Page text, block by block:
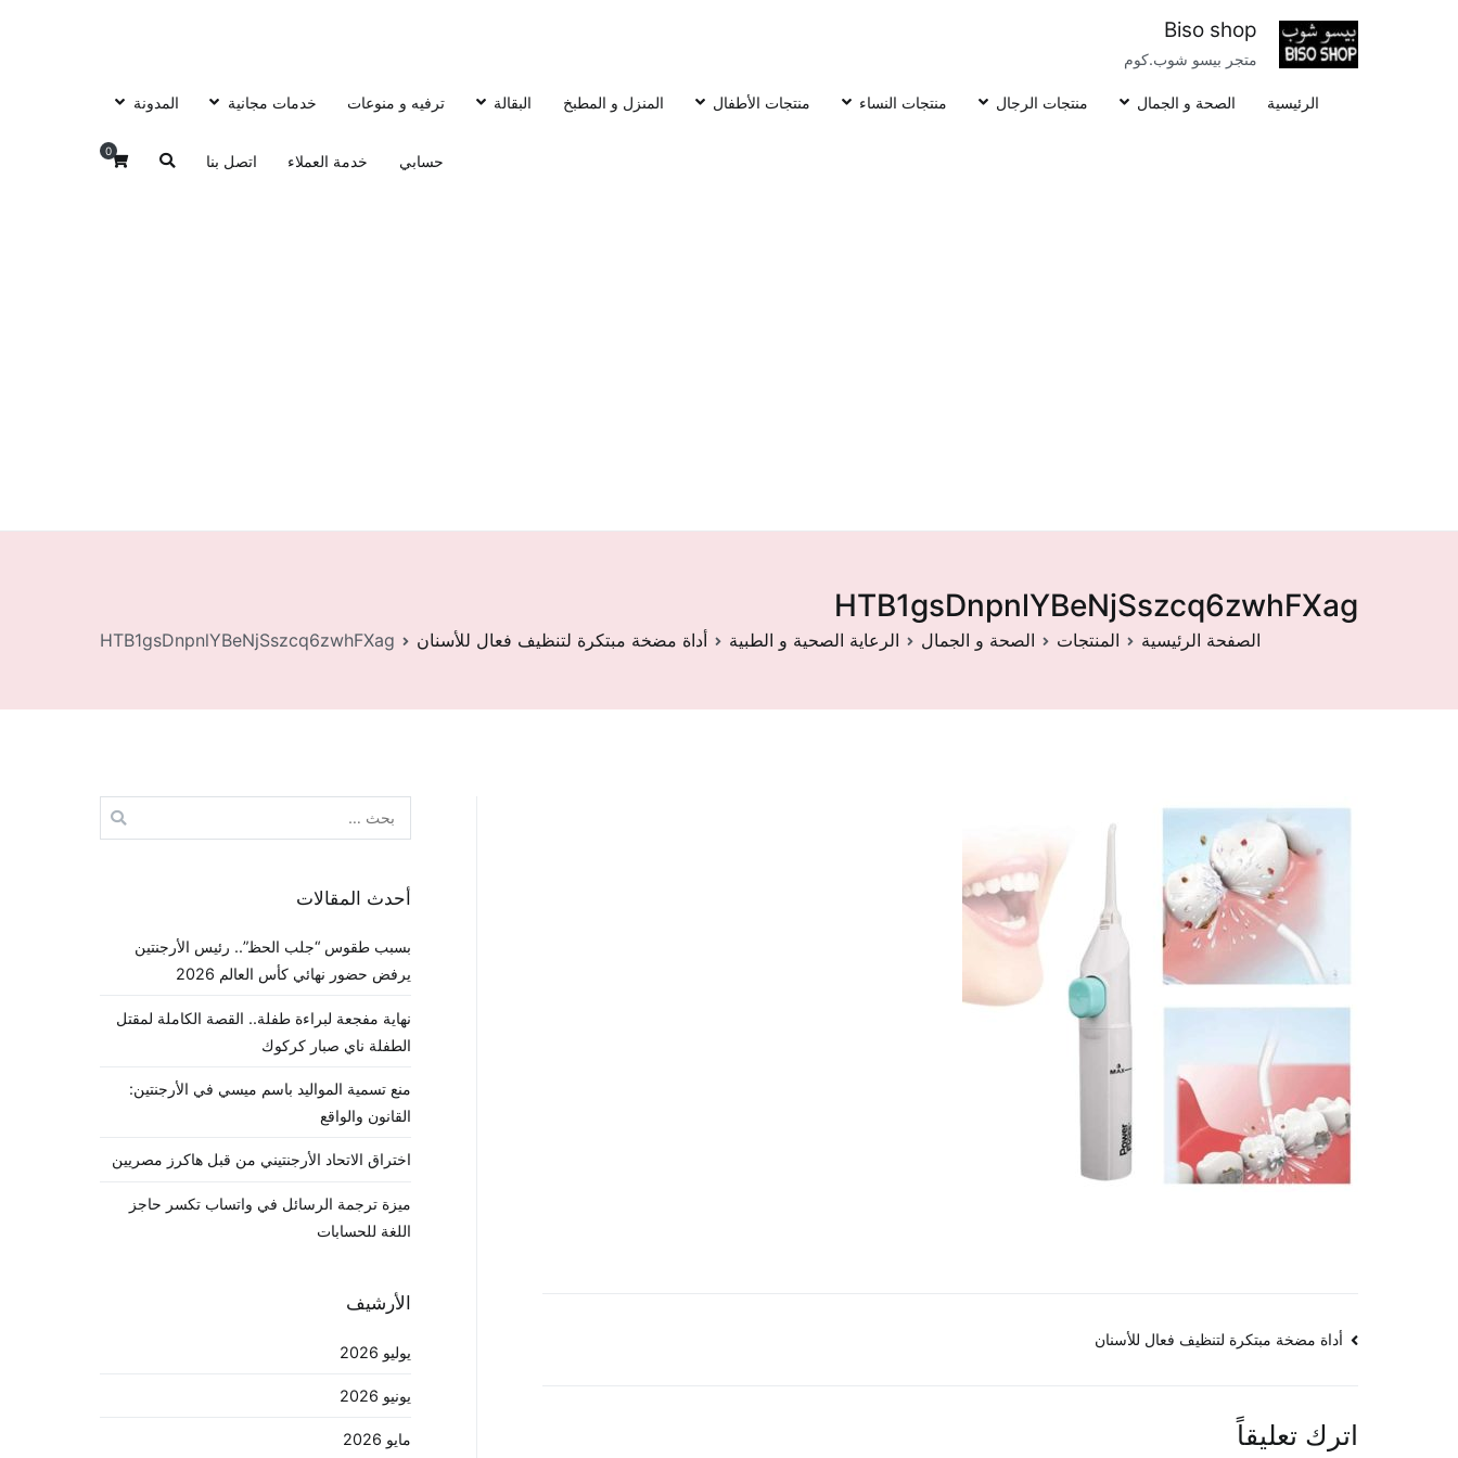
Biso shop
متجر بيسو شوب.كوم
الرئيسية الصحة و الجمال منتجات الرجال منتجات النساء منتجات الأطفال المنزل و المطبخ البقالة ترفيه و منوعات خدمات مجانية المدونة
حسابي خدمة العملاء اتصل بنا
0
HTB1gsDnpnlYBeNjSszcq6zwhFXag
الصفحة الرئيسية المنتجات الصحة و الجمال الرعاية الصحية و الطبية أداة مضخة مبتكرة لتنظيف فعال للأسنان HTB1gsDnpnlYBeNjSszcq6zwhFXag
تصفّح
أداة مضخة مبتكرة لتنظيف فعال للأسنان
اترك تعليقاً
عن:
أحدث المقالات
بسبب طقوس “جلب الحظ”.. رئيس الأرجنتين
يرفض حضور نهائي كأس العالم 2026
نهاية مفجعة لبراءة طفلة.. القصة الكاملة لمقتل
الطفلة ناي صبار كركوك
منع تسمية المواليد باسم ميسي في الأرجنتين:
القانون والواقع
اختراق الاتحاد الأرجنتيني من قبل هاكرز مصريين
ميزة ترجمة الرسائل في واتساب تكسر حاجز
اللغة للحسابات
الأرشيف
يوليو 2026
يونيو 2026
مايو 2026